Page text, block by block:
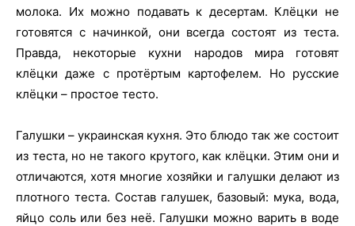
молока. Их можно подавать к десертам. Клёцки не
готовятся с начинкой, они всегда состоят из теста.
Правда, некоторые кухни народов мира готовят
клёцки даже с протёртым картофелем. Но русские
клёцки – простое тесто.
Галушки – украинская кухня. Это блюдо так же состоит
из теста, но не такого крутого, как клёцки. Этим они и
отличаются, хотя многие хозяйки и галушки делают из
плотного теста. Состав галушек, базовый: мука, вода,
яйцо соль или без неё. Галушки можно варить в воде